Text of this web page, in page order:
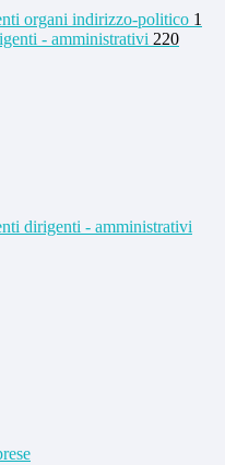
organi indirizzo-politico 1
- amministrativi 220
dirigenti - amministrativi